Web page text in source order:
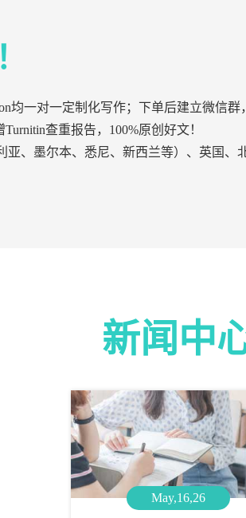
均一对一定制化写作；下单后建立微信
查重报告，100%原创好文！
、墨尔本、悉尼、新西兰等）、英国
新闻中
May,16,26